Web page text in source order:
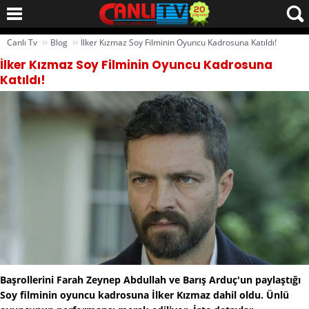
Canlı Tv ›› Blog ›› İlker Kızmaz Soy Filminin Oyuncu Kadrosuna Katıldı!
İlker Kızmaz Soy Filminin Oyuncu Kadrosuna
Katıldı!
Başrollerini Farah Zeynep Abdullah ve Barış Arduç'un paylaştığı
Soy filminin oyuncu kadrosuna İlker Kızmaz dahil oldu. Ünlü